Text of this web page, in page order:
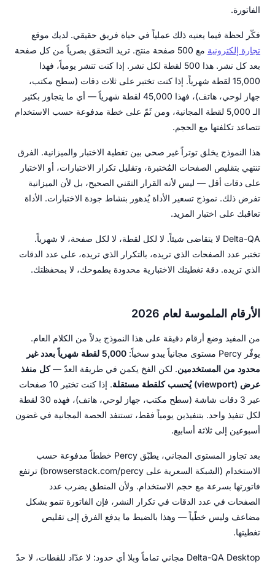
الفاتورة.
فكّر لحظة فيما يعنيه ذلك عملياً في حياة فريق حقيقي. لديك موقع
تجارة إلكترونية
مع 500 صفحة منتج. تريد التحقق بصرياً من كل صفحة
بعد كل نشر. هذا 500 لقطة لكل نشر. إذا كنت تنشر يومياً، فهذا
15,000 لقطة شهرياً. إذا كنت تختبر على ثلاث دقات (سطح مكتب،
جهاز لوحي، هاتف)، فهذا 45,000 لقطة شهرياً — أي ما يتجاوز بكثير
الـ 5,000 لقطة المجانية، ومن ثَمّ على خطة مدفوعة حسب الاستخدام
تتصاعد تكلفتها مع الحجم.
هذا النموذج يخلق توتراً غير صحي بين تغطية الاختبار والميزانية. الفرق
تنتهي بتقليص الصفحات المُختبرة، وتقليل تكرار الاختبارات، أو الاختبار
على دقات أقل — ليس لأنه القرار التقني الصحيح، بل لأن الميزانية
تفرض ذلك. نموذج تسعير الأداة يُدهور بنشاط جودة الاختبارات. الأداة
تعاقبك على اختبار المزيد.
Delta-QA لا يتقاضى شيئاً. لا لكل لقطة، لا لكل صفحة، لا شهرياً.
تختبر عدد الصفحات الذي تريده، بالتكرار الذي تريده، على عدد الدقات
الذي تريده. دقة تغطيتك الاختبارية محدودة بطموحك، لا بمحفظتك.
الأرقام الملموسة لعام 2026
من المفيد وضع أرقام دقيقة على هذا النموذج بدلاً من الكلام العام.
يوفّر Percy مستوى مجانياً يبدو سخياً:
5,000 لقطة شهرياً بعدد غير
محدود من المستخدمين. لكن الفخ يكمن في طريقة العدّ —كل منفذ
عرض (viewport) يُحسب كلقطة مستقلة
. إذا كنت تختبر 10 صفحات
عبر 3 دقات شاشة (سطح مكتب، جهاز لوحي، هاتف)، فهذه 30 لقطة
لكل تنفيذ واحد. بتنفيذين يومياً فقط، تستنفد الحصة المجانية في غضون
أسبوعين إلى ثلاثة أسابيع.
بعد تجاوز المستوى المجاني، يطبّق Percy خططاً مدفوعة حسب
الاستخدام (الشبكة السعرية على browserstack.com/percy) ترتفع
فاتورتها بسرعة مع حجم الاستخدام. ولأن المنطق يضرب عدد
الصفحات في عدد الدقات في تكرار النشر، فإن الفاتورة تنمو بشكل
مضاعف وليس خطّياً — وهذا بالضبط ما يدفع الفرق إلى تقليص
تغطيتها.
Delta-QA Desktop مجاني تماماً وبلا أي حدود: لا عدّاد للقطات، لا حدّ